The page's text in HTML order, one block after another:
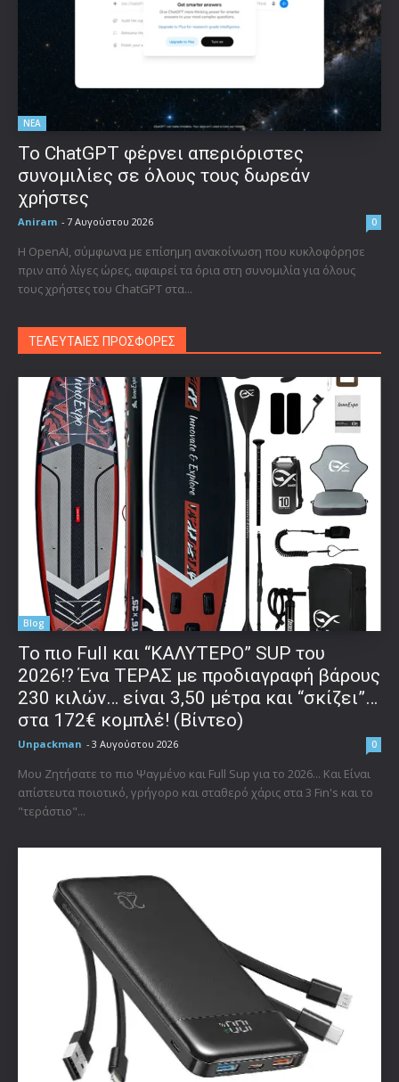
ΝΕΑ
Το ChatGPT φέρνει απεριόριστες
συνομιλίες σε όλους τους δωρεάν
χρήστες
Aniram - 7 Αυγούστου 2026 0
Η OpenAI, σύμφωνα με επίσημη ανακοίνωση που κυκλοφόρησε
πριν από λίγες ώρες, αφαιρεί τα όρια στη συνομιλία για όλους
τους χρήστες του ChatGPT στα...
ΤΕΛΕΥΤΑΙΕΣ ΠΡΟΣΦΟΡΕΣ
Blog
To πιο Full και “ΚΑΛΥΤΕΡΟ” SUP του
2026!? Ένα ΤΕΡΑΣ με προδιαγραφή βάρους
230 κιλών… είναι 3,50 μέτρα και “σκίζει”…
στα 172€ κομπλέ! (Βίντεο)
Unpackman - 3 Αυγούστου 2026 0
Μου Ζητήσατε το πιο Ψαγμένο και Full Sup για το 2026... Και Είναι
απίστευτα ποιοτικό, γρήγορο και σταθερό χάρις στα 3 Fin's και το
"τεράστιο"...